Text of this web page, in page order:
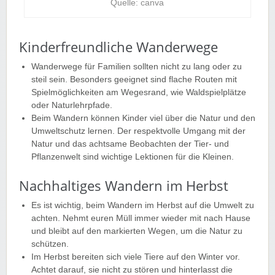
Quelle: canva
Kinderfreundliche Wanderwege
Wanderwege für Familien sollten nicht zu lang oder zu
steil sein. Besonders geeignet sind flache Routen mit
Spielmöglichkeiten am Wegesrand, wie Waldspielplätze
oder Naturlehrpfade.
Beim Wandern können Kinder viel über die Natur und den
Umweltschutz lernen. Der respektvolle Umgang mit der
Natur und das achtsame Beobachten der Tier- und
Pflanzenwelt sind wichtige Lektionen für die Kleinen.
Nachhaltiges Wandern im Herbst
Es ist wichtig, beim Wandern im Herbst auf die Umwelt zu
achten. Nehmt euren Müll immer wieder mit nach Hause
und bleibt auf den markierten Wegen, um die Natur zu
schützen.
Im Herbst bereiten sich viele Tiere auf den Winter vor.
Achtet darauf, sie nicht zu stören und hinterlasst die